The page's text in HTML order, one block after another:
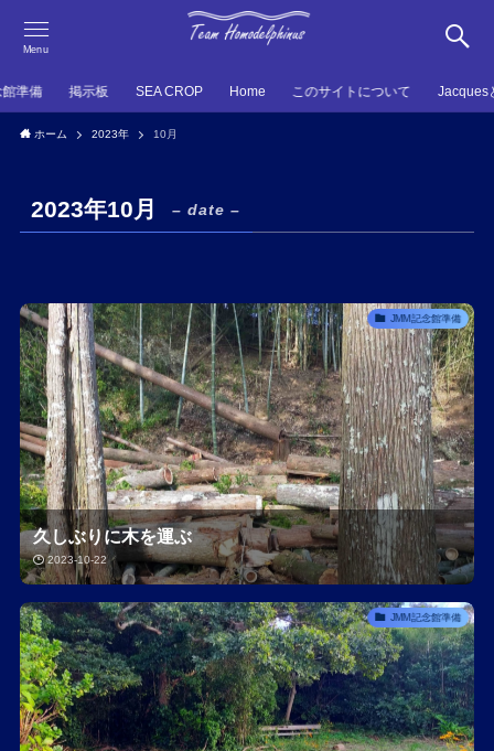
Menu
準備 掲示板 SEA CROP Home このサイトについて Jacques
ホーム 2023年 10月
2023年10月 – date –
JMM記念館準備
久しぶりに木を運ぶ
2023-10-22
JMM記念館準備